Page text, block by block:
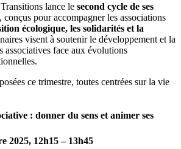
lance le second cycle de ses
, conçus pour accompagner les associations
écologique, les solidarités et la
visent à soutenir le développement et la
associatives face aux évolutions
ce trimestre, toutes centrées sur la vie
: donner du sens et animer ses
2025, 12h15 – 13h45